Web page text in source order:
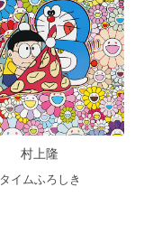
村上隆
タイムふろしき